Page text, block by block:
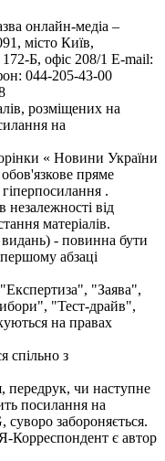
онлайн-медіа –
місто Київ,
Б, офіс 208/1 E-mail:
044-205-43-00
розміщених на
на
« Новини України
пряме
.
від
матеріалів.
видань) - повинна бути
абзаці
"Заява",
"Тест-драйв",
на правах
спільно з
передрук, чи наступне
посилання на
забороняється.
Корреспондент є автор